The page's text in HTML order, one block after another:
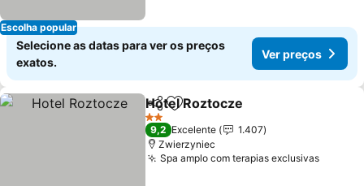
Escolha popular
Selecione as datas para ver os preços
exatos.
Ver preços
PartilharAdicionar aos favoritos
Hotel Roztocze
2 Estrelas
9,2 Excelente
1.407
Zwierzyniec
Spa amplo com terapias exclusivas